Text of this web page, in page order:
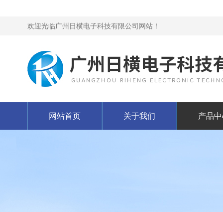
欢迎光临广州日横电子科技有限公司网站！
网站首页 关于我们 产品